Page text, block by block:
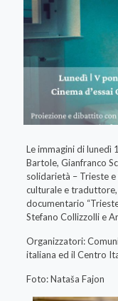
Le immagini di
Bartole, Gianfranco
solidarietà – Trieste
culturale e
documentario
Stefano Collizzolli e
Organizzatori:
italiana ed il Centro
Foto: Nataša Fajon